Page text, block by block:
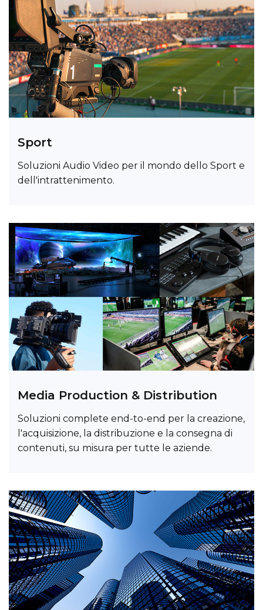
Sport
Soluzioni Audio Video per il mondo dello Sport e
dell'intrattenimento.
Media Production & Distribution
Soluzioni complete end-to-end per la creazione,
l'acquisizione, la distribuzione e la consegna di
contenuti, su misura per tutte le aziende.